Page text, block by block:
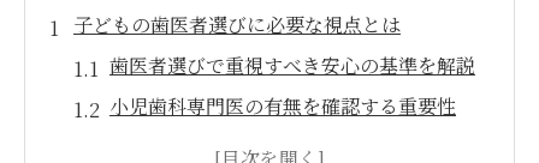
子どもの歯医者選びに必要な視点とは
歯医者選びで重視すべき安心の基準を解説
小児歯科専門医の有無を確認する重要性
藤沢市の小児歯科おすすめ選び方のコツ